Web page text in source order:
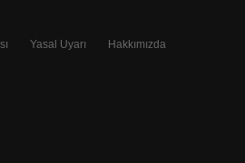
Yasal Uyarı Hakkımızda